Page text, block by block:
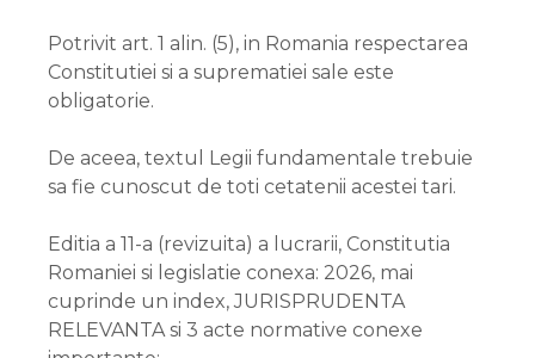
Potrivit art. 1 alin. (5), in Romania respectarea
Constitutiei si a suprematiei sale este
obligatorie.
De aceea, textul Legii fundamentale trebuie
sa fie cunoscut de toti cetatenii acestei tari.
Editia a 11-a (revizuita) a lucrarii, Constitutia
Romaniei si legislatie conexa: 2026, mai
cuprinde un index, JURISPRUDENTA
RELEVANTA si 3 acte normative conexe